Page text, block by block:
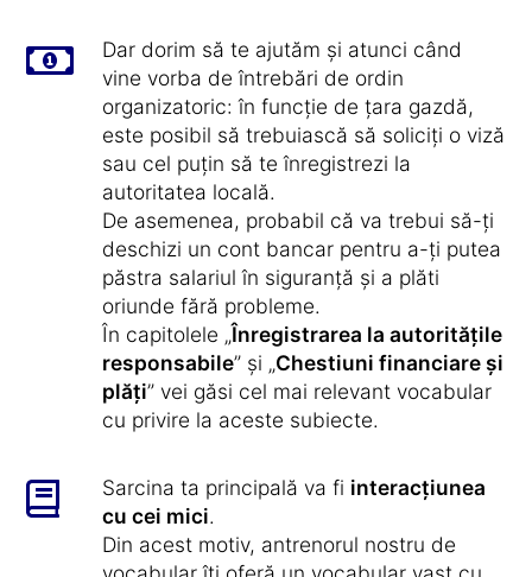
Dar dorim să te ajutăm și atunci când
vine vorba de întrebări de ordin
organizatoric: în funcție de țara gazdă,
este posibil să trebuiască să soliciți o viză
sau cel puțin să te înregistrezi la
autoritatea locală.
De asemenea, probabil că va trebui să-ți
deschizi un cont bancar pentru a-ți putea
păstra salariul în siguranță și a plăti
oriunde fără probleme.
În capitolele „Înregistrarea la autoritățile
responsabile” și „Chestiuni financiare și
plăți” vei găsi cel mai relevant vocabular
cu privire la aceste subiecte.
Sarcina ta principală va fi interacțiunea
cu cei mici.
Din acest motiv, antrenorul nostru de